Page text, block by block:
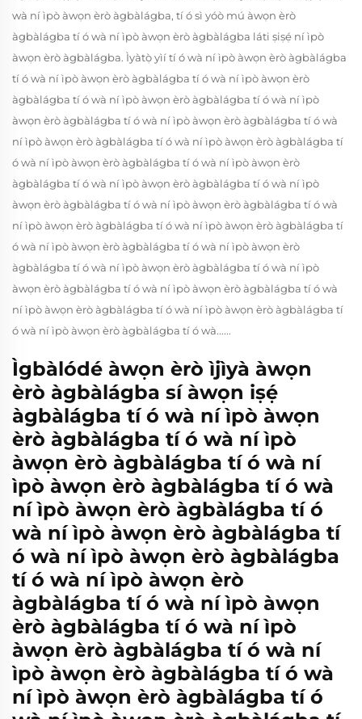
wà ní ìpò àwọn èrò àgbàlágba, tí ó sì yóò mú àwọn èrò
àgbàlágba tí ó wà ní ìpò àwọn èrò àgbàlágba láti ṣiṣẹ́ ní ìpò
àwọn èrò àgbàlágba. Ìyàtọ̀ yìí tí ó wà ní ìpò àwọn èrò àgbàlágba
tí ó wà ní ìpò àwọn èrò àgbàlágba tí ó wà ní ìpò àwọn èrò
àgbàlágba tí ó wà ní ìpò àwọn èrò àgbàlágba tí ó wà ní ìpò
àwọn èrò àgbàlágba tí ó wà ní ìpò àwọn èrò àgbàlágba tí ó wà
ní ìpò àwọn èrò àgbàlágba tí ó wà ní ìpò àwọn èrò àgbàlágba tí
ó wà ní ìpò àwọn èrò àgbàlágba tí ó wà ní ìpò àwọn èrò
àgbàlágba tí ó wà ní ìpò àwọn èrò àgbàlágba tí ó wà ní ìpò
àwọn èrò àgbàlágba tí ó wà ní ìpò àwọn èrò àgbàlágba tí ó wà
ní ìpò àwọn èrò àgbàlágba tí ó wà ní ìpò àwọn èrò àgbàlágba tí
ó wà ní ìpò àwọn èrò àgbàlágba tí ó wà ní ìpò àwọn èrò
àgbàlágba tí ó wà ní ìpò àwọn èrò àgbàlágba tí ó wà ní ìpò
àwọn èrò àgbàlágba tí ó wà ní ìpò àwọn èrò àgbàlágba tí ó wà
ní ìpò àwọn èrò àgbàlágba tí ó wà ní ìpò àwọn èrò àgbàlágba tí
ó wà ní ìpò àwọn èrò àgbàlágba tí ó wà......
Ìgbàlódé àwọn èrò ìjìyà àwọn
èrò àgbàlágba sí àwọn iṣẹ́
àgbàlágba tí ó wà ní ìpò àwọn
èrò àgbàlágba tí ó wà ní ìpò
àwọn èrò àgbàlágba tí ó wà ní
ìpò àwọn èrò àgbàlágba tí ó wà
ní ìpò àwọn èrò àgbàlágba tí ó
wà ní ìpò àwọn èrò àgbàlágba tí
ó wà ní ìpò àwọn èrò àgbàlágba
tí ó wà ní ìpò àwọn èrò
àgbàlágba tí ó wà ní ìpò àwọn
èrò àgbàlágba tí ó wà ní ìpò
àwọn èrò àgbàlágba tí ó wà ní
ìpò àwọn èrò àgbàlágba tí ó wà
ní ìpò àwọn èrò àgbàlágba tí ó